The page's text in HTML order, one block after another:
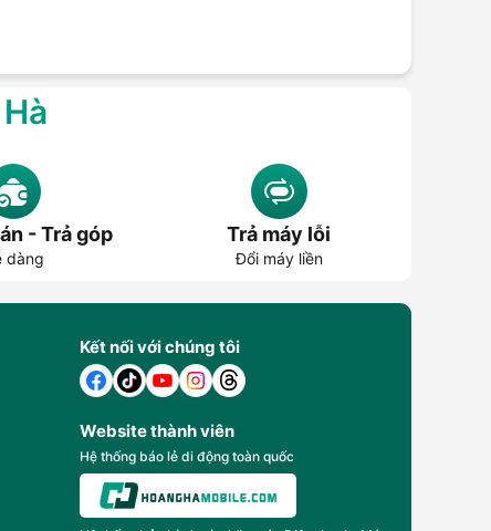
- Trả góp
dàng
Trả máy lỗi
Đổi máy liền
Kết nối với chúng tôi
Website thành viên
Hệ thống báo lẻ di động toàn quốc